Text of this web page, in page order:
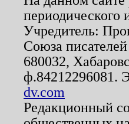
Учредитель:
Союза
680032,
ф.84212296081.
dv.com
Редакционный